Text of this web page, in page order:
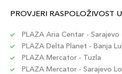
PROVJERI RASPOLOŽIVOST
PLAZA Aria Centar - Sarajevo
PLAZA Delta Planet - Banja
PLAZA Mercator - Tuzla
PLAZA Mercator - Sarajevo